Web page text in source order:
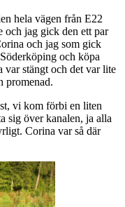
hela vägen från E22
och jag gick den ett par
och jag som gick
och köpa
var stängt och det var lite
promenad.
vi kom förbi en liten
sig över kanalen, ja alla
Corina var så där